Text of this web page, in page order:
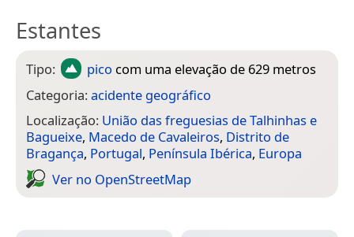
Estantes
Tipo: pico com uma elevação de 629 metros
Categoria:acidente geográfico
Localização: União das freguesias de Talhinhas e
Bagueixe, Macedo de Cavaleiros, Distrito de
Bragança, Portugal, Península Ibérica, Europa
Ver no Open­Street­Map